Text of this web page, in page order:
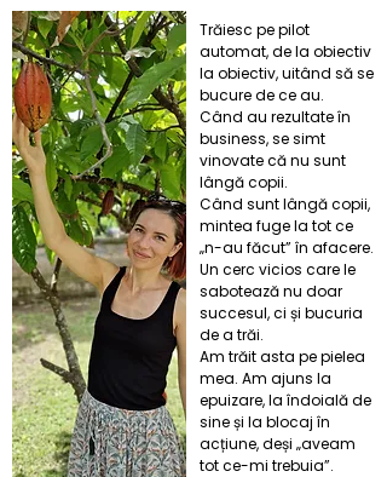
Trăiesc pe pilot
automat, de la obiectiv
la obiectiv, uitând să se
bucure de ce au.
Când au rezultate în
business, se simt
vinovate că nu sunt
lângă copii.
Când sunt lângă copii,
mintea fuge la tot ce
„n-au făcut” în afacere.
Un cerc vicios care le
sabotează nu doar
succesul, ci și bucuria
de a trăi.
Am trăit asta pe pielea
mea. Am ajuns la
epuizare, la îndoială de
sine și la blocaj în
acțiune, deși „aveam
tot ce-mi trebuia”.​​